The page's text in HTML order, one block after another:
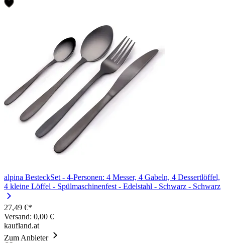
alpina BesteckSet - 4-Personen: 4 Messer, 4 Gabeln, 4 Dessertlöffel,
4 kleine Löffel - Spülmaschinenfest - Edelstahl - Schwarz - Schwarz
27,49 €*
Versand: 0,00 €
kaufland.at
Zum Anbieter